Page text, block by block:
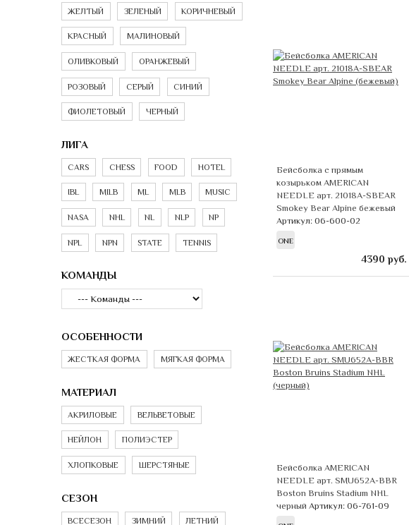
Бейсболка с прямым
козырьком AMERICAN
NEEDLE арт. 21018A-SBEAR
Smokey Bear Alpine бежевый
Артикул: 06-600-02
ONE
4390 руб.
Бейсболка AMERICAN
NEEDLE арт. SMU652A-BBR
Boston Bruins Stadium NHL
черный Артикул: 06-761-09
ЖЕЛТЫЙ ЗЕЛЕНЫЙ КОРИЧНЕВЫЙ
КРАСНЫЙ МАЛИНОВЫЙ
ОЛИВКОВЫЙ ОРАНЖЕВЫЙ
РОЗОВЫЙ СЕРЫЙ СИНИЙ
ФИОЛЕТОВЫЙ ЧЕРНЫЙ
ЛИГА
CARS CHESS FOOD HOTEL
IBL MILB ML MLB MUSIC
NASA NHL NL NLP NP
NPL NPN STATE TENNIS
КОМАНДЫ
ОСОБЕННОСТИ
ЖЕСТКАЯ ФОРМА МЯГКАЯ ФОРМА
МАТЕРИАЛ
АКРИЛОВЫЕ ВЕЛЬВЕТОВЫЕ
НЕЙЛОН ПОЛИЭСТЕР
ХЛОПКОВЫЕ ШЕРСТЯНЫЕ
СЕЗОН
ВСЕСЕЗОН ЗИМНИЙ ЛЕТНИЙ